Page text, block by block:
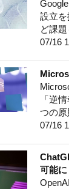
設立
ど課題
07/16
「逆
つの原
07/16
可能に